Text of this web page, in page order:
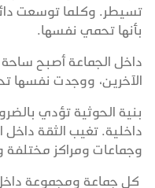
تسيطر. وكلما توسعت
بأنها تحمي نفسها.
داخل الجماعة أصبح
الآخرين، ووجدت
بنية الحوثية تؤدي
داخلية. تغيب الثقة
وجماعات ومراكز
كل جماعة ومجموعة